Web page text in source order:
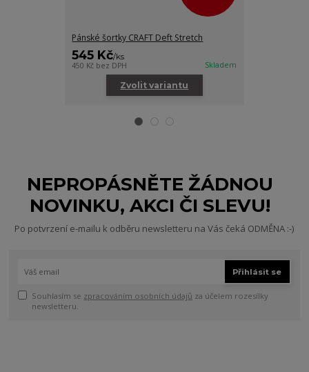
Pánské šortky CRAFT Deft Stretch
545 Kč/ks
450 Kč bez DPH Skladem
Zvolit variantu
NEPROPÁSNĚTE ŽÁDNOU
NOVINKU, AKCI ČI SLEVU!
Po potvrzení e-mailu k odběru newsletteru na Vás čeká ODMĚNA :-)
Přihlásit se
Souhlasím se zpracováním osobních údajů za účelem rozesílky
newsletteru.